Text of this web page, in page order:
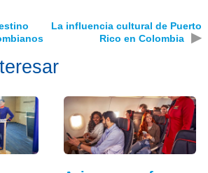
La influencia cultural de Puerto
Rico en Colombia
▶